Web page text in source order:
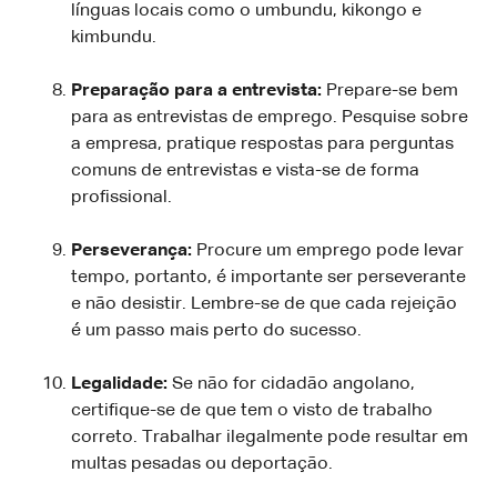
línguas locais como o umbundu, kikongo e
kimbundu.
Preparação para a entrevista: Prepare-se bem
para as entrevistas de emprego. Pesquise sobre
a empresa, pratique respostas para perguntas
comuns de entrevistas e vista-se de forma
profissional.
Perseverança: Procure um emprego pode levar
tempo, portanto, é importante ser perseverante
e não desistir. Lembre-se de que cada rejeição
é um passo mais perto do sucesso.
Legalidade: Se não for cidadão angolano,
certifique-se de que tem o visto de trabalho
correto. Trabalhar ilegalmente pode resultar em
multas pesadas ou deportação.